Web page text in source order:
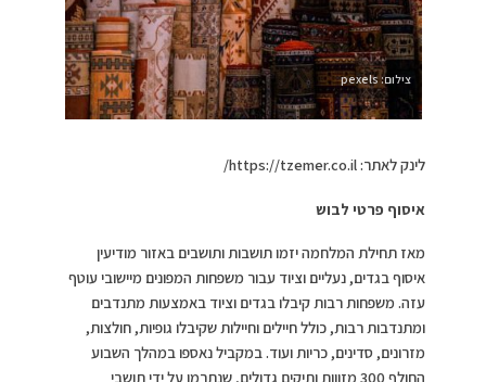
צילום: pexels
לינק לאתר: https://tzemer.co.il/
איסוף פרטי לבוש
מאז תחילת המלחמה יזמו תושבות ותושבים באזור מודיעין
איסוף בגדים, נעליים וציוד עבור משפחות המפונים מיישובי עוטף
עזה. משפחות רבות קיבלו בגדים וציוד באמצעות מתנדבים
ומתנדבות רבות, כולל חיילים וחיילות שקיבלו גופיות, חולצות,
מזרונים, סדינים, כריות ועוד. במקביל נאספו במהלך השבוע
החולף 300 מזווות ותיקים גדולים, שנתרמו על ידי תושבי